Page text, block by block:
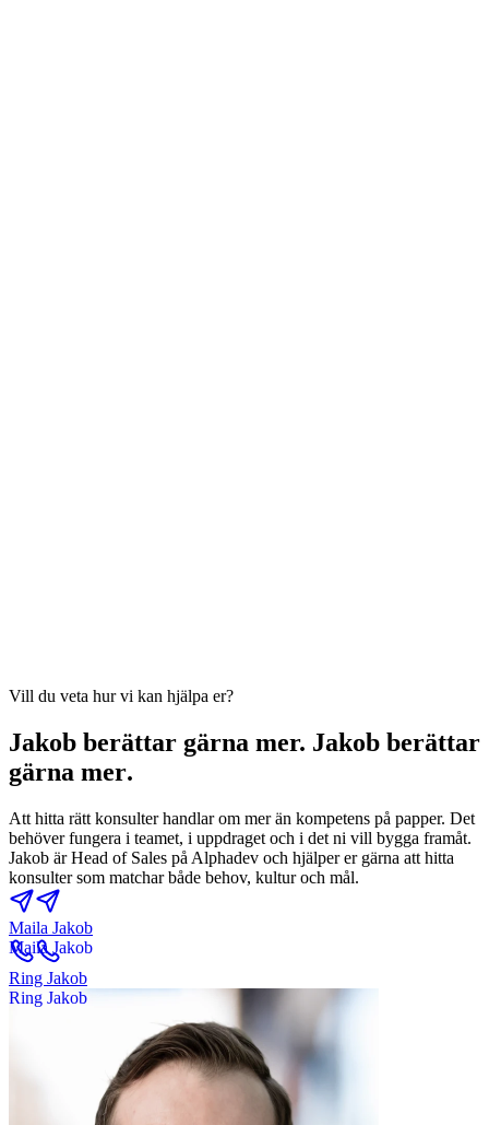
Vill du veta hur vi kan hjälpa er?
Jakob berättar gärna mer. Jakob berättar
gärna mer.
Att hitta rätt konsulter handlar om mer än kompetens på papper. Det
behöver fungera i teamet, i uppdraget och i det ni vill bygga framåt.
Jakob är Head of Sales på Alphadev och hjälper er gärna att hitta
konsulter som matchar både behov, kultur och mål.
Maila Jakob
Ring Jakob